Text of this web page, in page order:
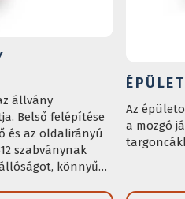
állvány
Belső felépítése
és az oldalirányú
szabványnak
könnyű
Az
a mozgó